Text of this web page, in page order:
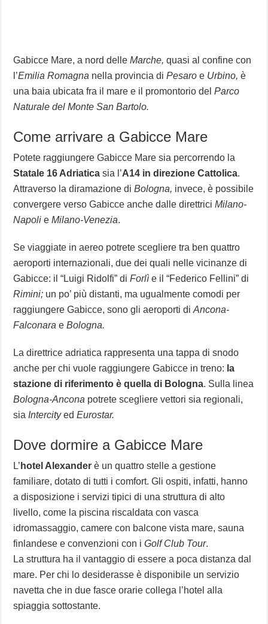
Gabicce Mare, a nord delleMarche, quasi al confine con
l’Emilia Romagna nella provincia diPesaro e Urbino, è
una baia ubicata fra il mare e il promontorio delParco
Naturale del Monte San Bartolo.
Come arrivare a Gabicce Mare
Potete raggiungere Gabicce Mare sia percorrendo la
Statale 16 Adriatica sia l’A14 in direzione Cattolica.
Attraverso la diramazione diBologna, invece, è possibile
convergere verso Gabicce anche dalle direttriciMilano-
Napoli eMilano-Venezia.
Se viaggiate in aereo potrete scegliere tra ben quattro
aeroporti internazionali, due dei quali nelle vicinanze di
Gabicce: il “Luigi Ridolfi” diForlì e il “Federico Fellini” di
Rimini; un po’ più distanti, ma ugualmente comodi per
raggiungere Gabicce, sono gli aeroporti diAncona-
Falconara eBologna.
La direttrice adriatica rappresenta una tappa di snodo
anche per chi vuole raggiungere Gabicce in treno: la
stazione di riferimento è quella di Bologna. Sulla linea
Bologna-Ancona potrete scegliere vettori sia regionali,
sia IntercityedEurostar.
Dove dormire a Gabicce Mare
L’ hotel Alexander è un quattro stelle a gestione
familiare, dotato di tutti i comfort. Gli ospiti, infatti, hanno
a disposizione i servizi tipici di una struttura di alto
livello, come la piscina riscaldata con vasca
idromassaggio, camere con balcone vista mare, sauna
finlandese e convenzioni con iGolf Club Tour.
La struttura ha il vantaggio di essere a poca distanza dal
mare. Per chi lo desiderasse è disponibile un servizio
navetta che in due fasce orarie collega l’hotel alla
spiaggia sottostante.